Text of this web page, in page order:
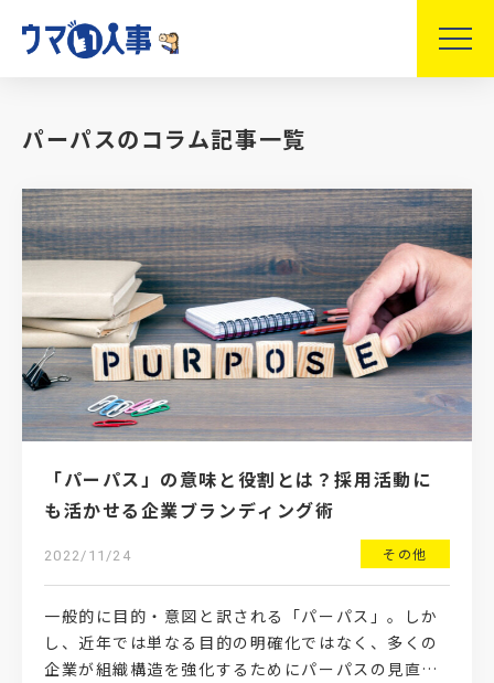
パーパスのコラム記事一覧
「パーパス」の意味と役割とは？採用活動に
も活かせる企業ブランディング術
2022/11/24 その他
一般的に目的・意図と訳される「パーパス」。しか
し、近年では単なる目的の明確化ではなく、多くの
企業が組織構造を強化するためにパーパスの見直し